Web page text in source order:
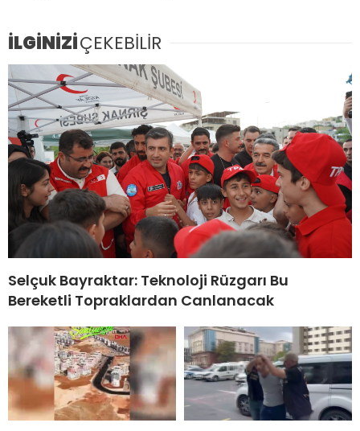
İLGİNİZİÇEKEBİLİR
Selçuk Bayraktar: Teknoloji Rüzgarı Bu
Bereketli Topraklardan Canlanacak